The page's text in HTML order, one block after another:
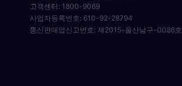
고객센터: 1800-9069
사업자등록번호: 610-92-28794
통신판매업신고번호: 제2015-울산남구-0086호